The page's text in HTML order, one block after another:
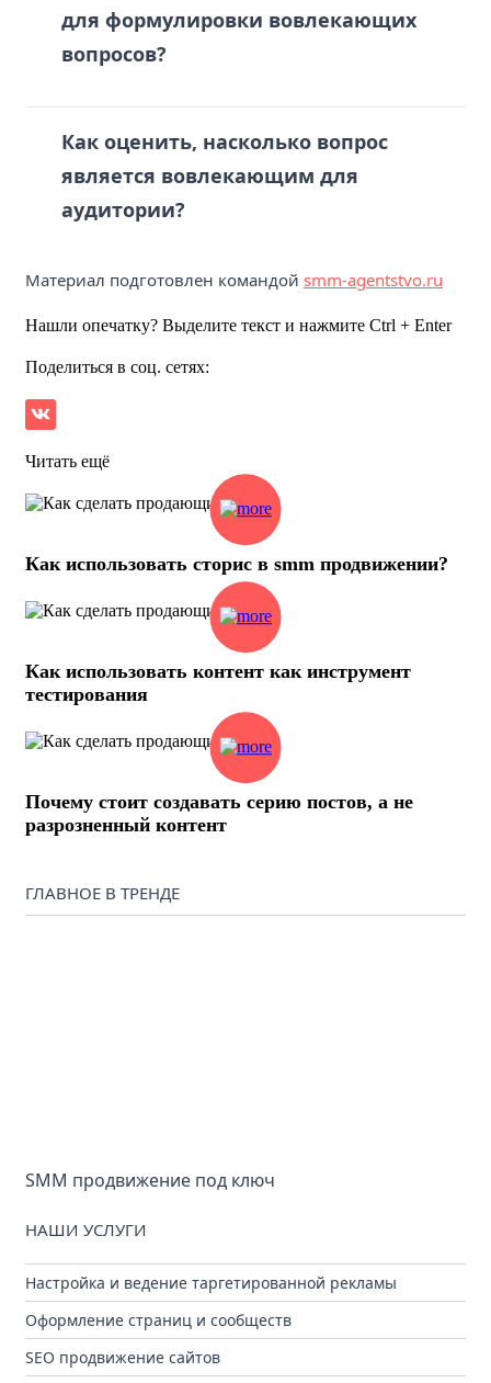
для формулировки вовлекающих
вопросов?
Как оценить, насколько вопрос
является вовлекающим для
аудитории?
Материал подготовлен командой smm-agentstvo.ru
Нашли опечатку? Выделите текст и нажмите Ctrl + Enter
Поделиться в соц. сетях:
Читать ещё
Как использовать сторис в smm продвижении?
Как использовать контент как инструмент
тестирования
Почему стоит создавать серию постов, а не
разрозненный контент
ГЛАВНОЕ В ТРЕНДЕ
SMM продвижение под ключ
НАШИ УСЛУГИ
Настройка и ведение таргетированной рекламы
Оформление страниц и сообществ
SEO продвижение сайтов